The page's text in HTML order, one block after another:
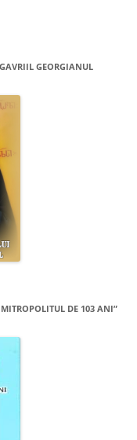
GEORGIANUL
MITROPOLITUL DE 103 ANI”